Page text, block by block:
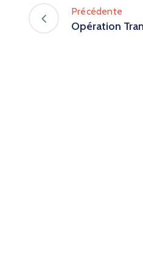
Précédente
Opération